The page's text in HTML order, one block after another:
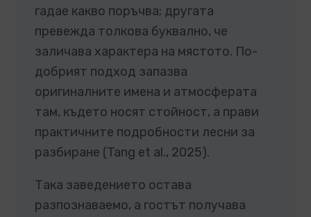
гадае какво поръчва; другата
превежда толкова буквално, че
заличава характера на мястото. По-
добрият подход запазва
оригиналните имена и атмосферата
там, където носят стойност, а прави
практичните подробности лесни за
разбиране (Tang et al., 2025).
Така заведението остава
разпознаваемо, а гостът получава